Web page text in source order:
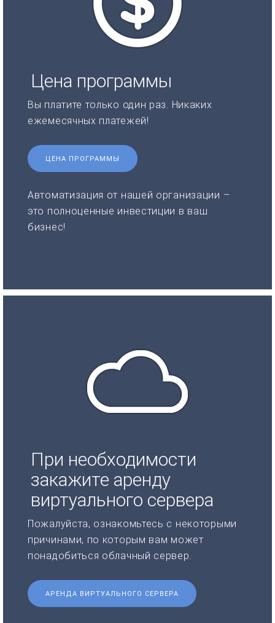
Цена программы
Вы платите только один раз. Никаких
ежемесячных платежей!
ЦЕНА ПРОГРАММЫ
Автоматизация от нашей организации –
это полноценные инвестиции в ваш
бизнес!
При необходимости
закажите аренду
виртуального сервера
Пожалуйста, ознакомьтесь с некоторыми
причинами, по которым вам может
понадобиться облачный сервер.
АРЕНДА ВИРТУАЛЬНОГО СЕРВЕРА